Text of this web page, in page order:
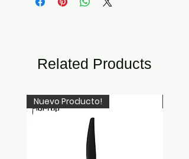
Related Products
Nuevo Producto!